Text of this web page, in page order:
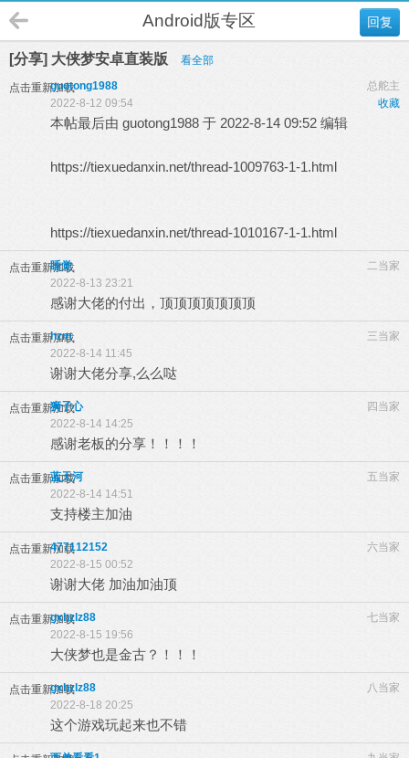
回复
Android版专区
[分享] 大侠梦安卓直装版 看全部
点击重新加载 总舵主
guotong1988
收藏
2022-8-12 09:54
本帖最后由 guotong1988 于 2022-8-14 09:52 编辑
https://tiexuedanxin.net/thread-1009763-1-1.html
https://tiexuedanxin.net/thread-1010167-1-1.html
点击重新加载 二当家
睡觉
2022-8-13 23:21
感谢大佬的付出，顶顶顶顶顶顶顶
点击重新加载 三当家
hzm
2022-8-14 11:45
谢谢大佬分享,么么哒
点击重新加载 四当家
狮子心
2022-8-14 14:25
感谢老板的分享！！！！
点击重新加载 五当家
蓝天河
2022-8-14 14:51
支持楼主加油
点击重新加载 六当家
477112152
2022-8-15 00:52
谢谢大佬 加油加油顶
点击重新加载 七当家
gxhzlz88
2022-8-15 19:56
大侠梦也是金古？！！！
点击重新加载 八当家
gxhzlz88
2022-8-18 20:25
这个游戏玩起来也不错